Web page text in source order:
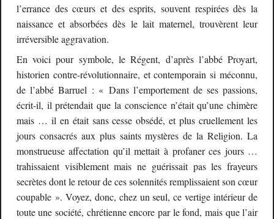
l’errance des cœurs et des esprits, souvent respirées dès la
naissance et absorbées dès le lait maternel, trouvèrent leur
irréversible aggravation.
En voici pour symbole, le Régent, d’après l’abbé Proyart,
historien contre-révolutionnaire, et contemporain si méconnu,
de l’abbé Barruel : « Dans l’emportement de ses passions,
écrit-il, il prétendait que la conscience n’était qu’une chimère
mais … il en était sans cesse obsédé, et plus cruellement les
jours consacrés aux plus saints mystères de la Religion. La
monstrueuse affectation qu’il mettait à profaner ces jours …
trahissaient visiblement mais ne guérissait pas les frayeurs
secrètes dont le retour de ces solennités remplissaient son cœur
coupable ». Voyez, donc, chez un seul, ce vertige intérieur de
toute une société, chrétienne encore par le fond, mais que l’air